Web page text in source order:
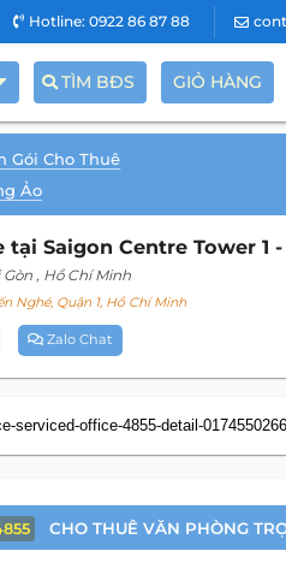
Hotline: 0922 86 87 88
TÌM BĐS GIỎ HÀNG
Gói Cho Thuê
Ảo
Saigon Centre Tower 1
Gòn , Hồ Chí Minh
Nghé, Quận 1, Hồ Chí Minh
Zalo Chat
CHO THUÊ VĂN PHÒNG